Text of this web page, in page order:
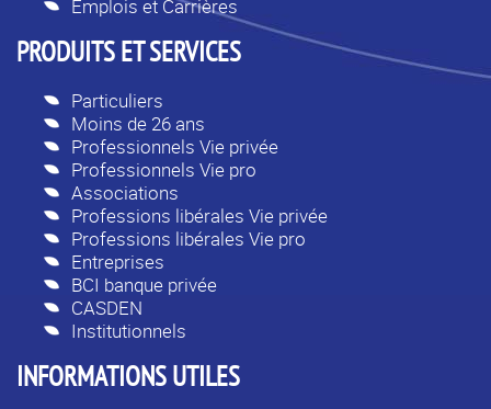
Emplois et Carrières
PRODUITS ET SERVICES
Particuliers
Moins de 26 ans
Professionnels Vie privée
Professionnels Vie pro
Associations
Professions libérales Vie privée
Professions libérales Vie pro
Entreprises
BCI banque privée
CASDEN
Institutionnels
INFORMATIONS UTILES